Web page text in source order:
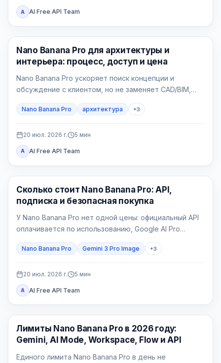
A AI Free API Team
Генерация изображений ИИ
Nano Banana Pro для архитектуры и
интерьера: процесс, доступ и цена
Nano Banana Pro ускоряет поиск концепции и
обсуждение с клиентом, но не заменяет CAD/BIM,
Главное — фиксировать геометрию и отбраковывать
Nano Banana Pro архитектура +3
20 июл. 2026 г. 5 мин
A AI Free API Team
Генерация изображений ИИ
Сколько стоит Nano Banana Pro: API,
подписка и безопасная покупка
У Nano Banana Pro нет одной цены: официальный API
оплачивается по использованию, Google AI Pro
выставляет свой счёт.
Nano Banana Pro Gemini 3 Pro Image +3
20 июл. 2026 г. 5 мин
A AI Free API Team
Генерация изображений ИИ
Лимиты Nano Banana Pro в 2026 году:
Gemini, AI Mode, Workspace, Flow и API
Единого лимита Nano Banana Pro в день не